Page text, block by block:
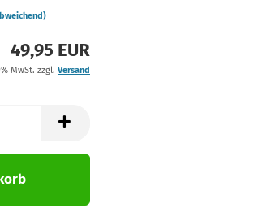
49,95 EUR
MwSt. zzgl. Versand